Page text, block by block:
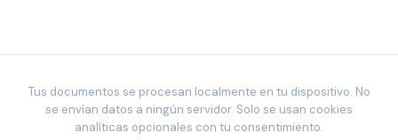
Tus documentos se procesan localmente en tu dispositivo. No
se envían datos a ningún servidor. Solo se usan cookies
analíticas opcionales con tu consentimiento.